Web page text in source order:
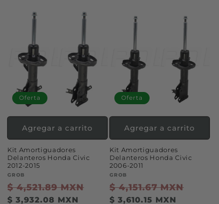
Oferta
Kit Amortiguadores
Delanteros Honda Civic
2012-2015
Proveedor:
GROB
Precio
habitual
$ 4,521.89 MXN
Precio
$ 3,932.08 MXN
Agregar a carrito
Oferta
Kit Amortiguadores
Delanteros Honda Civic
2006-2011
Proveedor:
GROB
Precio
habitual
$ 4,151.67 MXN
$ 3,610.15 MXN
Agregar a carrito